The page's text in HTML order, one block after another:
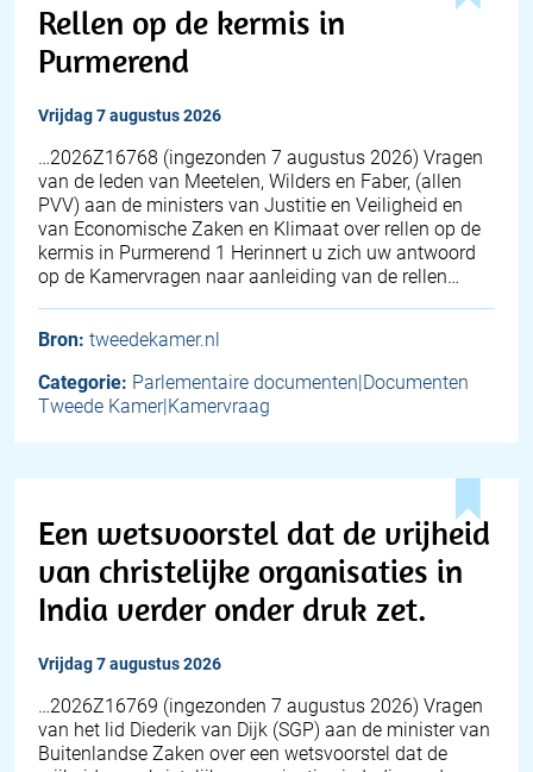
Rellen op de kermis in
Purmerend
vrijdag 7 augustus 2026
… 2026Z16768 (ingezonden 7 augustus 2026) Vragen
van de leden van Meetelen, Wilders en Faber, (allen
PVV) aan de ministers van Justitie en Veiligheid en
van Economische Zaken en Klimaat over rellen op de
kermis in Purmerend 1 Herinnert u zich uw antwoord
op de Kamervragen naar aanleiding van de rellen…
Bron: tweedekamer.nl
Categorie: Parlementaire documenten|Documenten
Tweede Kamer|Kamervraag
Een wetsvoorstel dat de vrijheid
van christelijke organisaties in
India verder onder druk zet.
vrijdag 7 augustus 2026
… 2026Z16769 (ingezonden 7 augustus 2026) Vragen
van het lid Diederik van Dijk (SGP) aan de minister van
Buitenlandse Zaken over een wetsvoorstel dat de